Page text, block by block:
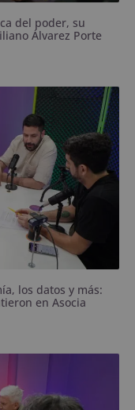
del poder, su
Álvarez Porte
de la grieta y
común.
los datos y más:
en Asocia
última semana